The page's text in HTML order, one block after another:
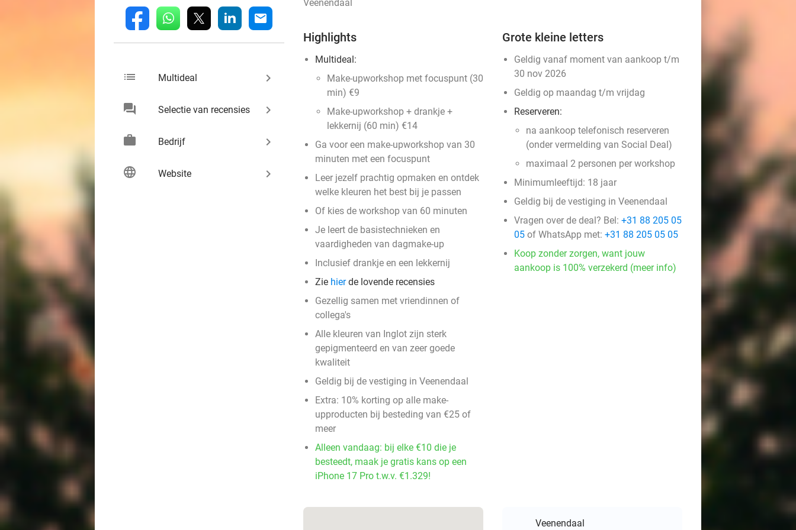
fb whatsapp linkedin mail
list Multideal keyboard_arrow_right
chat Selectie van recensies keyboard_arrow_right
work Bedrijf keyboard_arrow_right
language Website keyboard_arrow_right
Veenendaal
Highlights
Multideal:
Make-upworkshop met focuspunt (30
min) €9
Make-upworkshop + drankje +
lekkernij (60 min) €14
Ga voor een make-upworkshop van 30
minuten met een focuspunt
Leer jezelf prachtig opmaken en ontdek
welke kleuren het best bij je passen
Of kies de workshop van 60 minuten
Je leert de basistechnieken en
vaardigheden van dagmake-up
Inclusief drankje en een lekkernij
Zie hierde lovende recensies
Gezellig samen met vriendinnen of
collega's
Alle kleuren van Inglot zijn sterk
gepigmenteerd en van zeer goede
kwaliteit
Geldig bij de vestiging in Veenendaal
Extra: 10% korting op alle make-
upproducten bij besteding van €25 of
meer
Alleen vandaag: bij elke €10 die je
besteedt, maak je gratis kans op een
iPhone 17 Pro t.w.v. €1.329!
Grote kleine letters
Geldig vanaf moment van aankoop t/m
30 nov 2026
Geldig op maandag t/m vrijdag
Reserveren:
na aankoop telefonisch reserveren
(onder vermelding van Social Deal)
maximaal 2 personen per workshop
Minimumleeftijd: 18 jaar
Geldig bij de vestiging in Veenendaal
Vragen over de deal? Bel: +31 88 205 05
05 of WhatsApp met: +31 88 205 05 05
Koop zonder zorgen, want jouw
aankoop is 100% verzekerd (meer info)
Veenendaal